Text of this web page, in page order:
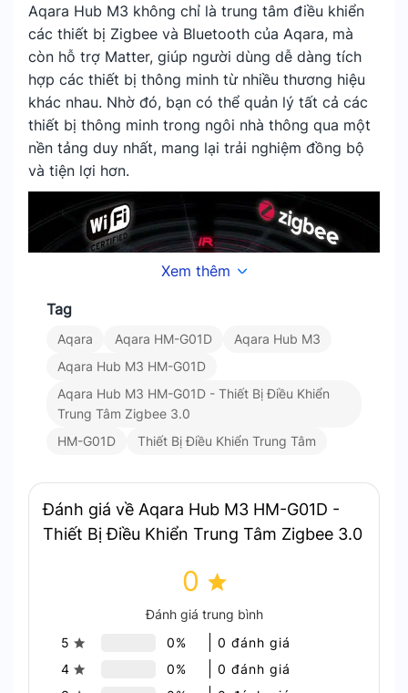
Aqara Hub M3 không chỉ là trung tâm điều khiển
các thiết bị Zigbee và Bluetooth của Aqara, mà
còn hỗ trợ Matter, giúp người dùng dễ dàng tích
hợp các thiết bị thông minh từ nhiều thương hiệu
khác nhau. Nhờ đó, bạn có thể quản lý tất cả các
thiết bị thông minh trong ngôi nhà thông qua một
nền tảng duy nhất, mang lại trải nghiệm đồng bộ
và tiện lợi hơn.
Aqara Hub M3 HM-G01D – mở rộng hệ sinh thái qua Matter
Công nghệ hiện đại với MagicPair và Ark 2.0
Với MagicPair, việc thiết lập và kết nối thiết bị với
Công nghệ Ark 2.0 giúp tối ưu hóa hiệu suất và
khả năng mở rộng hệ sinh thái. Đảm bảo độ trễ
thấp và hoạt động ổn định, ngay cả khi không có
kết nối internet.
Tích hợp bộ điều khiển hồng ngoại thông
Xem thêm
Tag
Aqara Aqara HM-G01D
Aqara Hub M3
Aqara Hub M3 HM-G01D
Aqara Hub M3 HM-G01D - Thiết Bị Điều Khiển
Trung Tâm Zigbee 3.0
HM-G01D
Thiết Bị Điều Khiển Trung Tâm
Đánh giá về Aqara Hub M3 HM-G01D -
Thiết Bị Điều Khiển Trung Tâm Zigbee 3.0
0
Đánh giá trung bình
5
0%
0 đánh giá
4
0%
0 đánh giá